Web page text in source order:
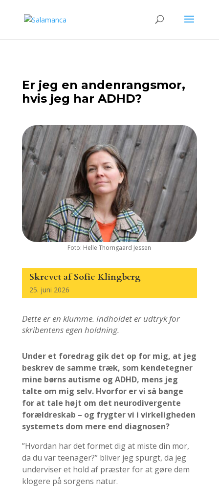
Er jeg en andenrangsmor,
hvis jeg har ADHD?
Foto: Helle Thorngaard Jessen
Skrevet afSofie Klingberg
25. juni 2026
Dette er en klumme. Indholdet er udtryk for
skribentens egen holdning.
Under et foredrag gik det op for mig, at jeg
beskrev de samme træk, som kendetegner
mine børns autisme og ADHD, mens jeg
talte om mig selv. Hvorfor er vi så bange
for at tale højt om det neurodivergente
forældreskab – og frygter vi i virkeligheden
systemets dom mere end diagnosen?
”Hvordan har det formet dig at miste din mor,
da du var teenager?” bliver jeg spurgt, da jeg
underviser et hold af præster for at gøre dem
klogere på sorgens natur.